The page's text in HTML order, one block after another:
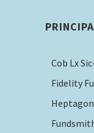
Cob Lx
Fidelity
Heptagon